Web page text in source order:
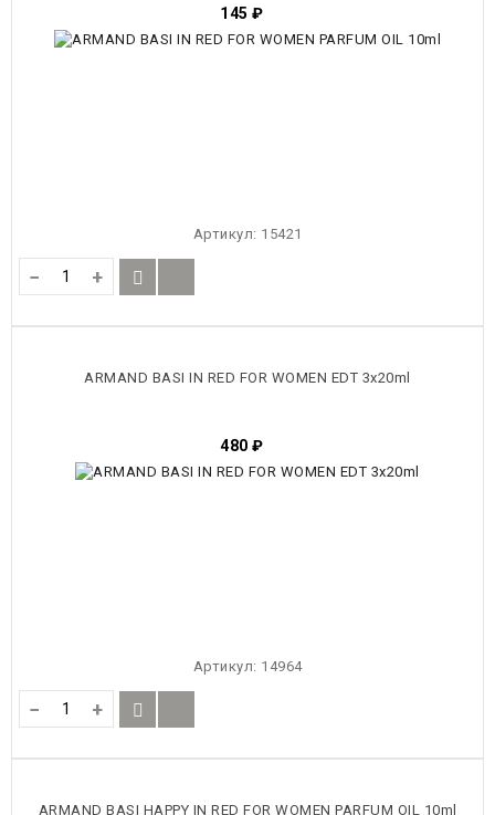
145 ₽
Артикул: 15421
− +
ARMAND BASI IN RED FOR WOMEN EDT 3x20ml
480 ₽
Артикул: 14964
− +
ARMAND BASI HAPPY IN RED FOR WOMEN PARFUM OIL 10ml